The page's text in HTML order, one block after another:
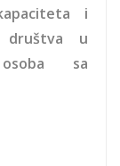
i
društva u
sa